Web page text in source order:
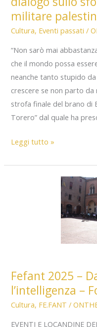
strage
militare
Cultura, Eventi passati /
“Non sarò mai
che il mondo possa
neanche tanto stupido
crescere se non parto da
strofa finale del brano di
Torero” dal quale ha
Diventare
di
militare palestinese
Leggi tutto »
Fefant 2025 –
l’intelligenza –
Cultura, FE.FANT /
EVENTI E LOCANDINE